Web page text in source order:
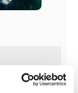
7 méterig
euro + ÁFA a